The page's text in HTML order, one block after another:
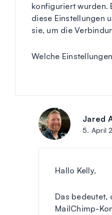
konfiguriert wurden.
diese Einstellungen
sie, um die
Welche
Jared
5. April
Hallo Kelly,
Das bedeutet,
MailChimp-